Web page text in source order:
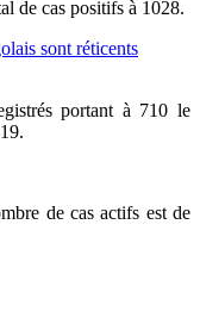
de cas positifs à 1028.
sont réticents
portant à 710 le
de cas actifs est de